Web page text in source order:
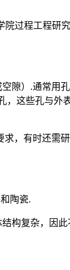
过程工程研
隙）.通常用
，这些孔与外
，有时还需
陶瓷.
构复杂，因